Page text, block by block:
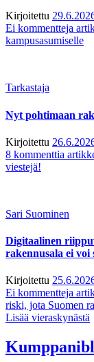
Kirjoitettu
Ei kommentteja
kampusasumiselle
Tarkastaja
Nyt pohtimaan
Kirjoitettu
8 kommenttia
viestejä!
Sari Suominen
Digitaalinen
rakennusala ei voi
Kirjoitettu
Ei kommentteja
riski, jota Suomen
Lisää vieraskynästä